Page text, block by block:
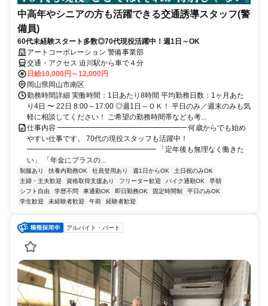
中高年やシニアの方も活躍できる交通誘導スタッフ(警
備員)
60代未経験スタート多数◎70代現役活躍中！週1日～OK
アートコーポレーション 警備事業部
交通・アクセス 迫川駅から車で４分
日給10,000円～12,000円
岡山県岡山市南区
勤務時間詳細 実働時間：1日あたり8時間 平均勤務日数：1ヶ月あた
り4日 〜 22日 8:00～17:00 ◎週1日～ＯＫ！ 平日のみ／週末のみも気
軽に相談してください！ ご希望の勤務時間帯なども考...
仕事内容 ━━━━━━━━━━━━━━━━━━ 何歳からでも始め
やすい仕事です。 70代の現役スタッフも活躍中！
━━━━━━━━━━━━━━━━━━ 「定年後も無理なく働きた
い」 「年金にプラスの...
制服あり 扶養内勤務OK 社員登用あり 週1日からOK
土日祝のみOK
主婦・主夫歓迎
資格取得支援あり フリーター歓迎 バイク通勤OK
早朝
シフト自由
学歴不問 車通勤OK 即日勤務OK 固定時間制
平日のみOK
学生歓迎
未経験者歓迎 午前 経験者歓迎
アルバイト・パート